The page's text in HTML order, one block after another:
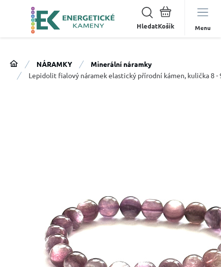
Hledat Menu
NÁRAMKY
Minerální náramky
Lepidolit fialový náramek elastický přírodní kámen, kulička 8 -